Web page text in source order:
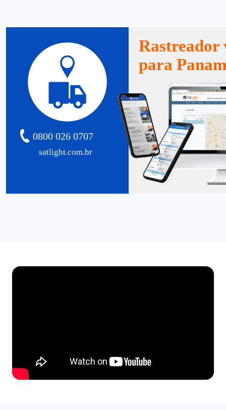
satlight.com.br
0800 026 0707
Rastreador
para